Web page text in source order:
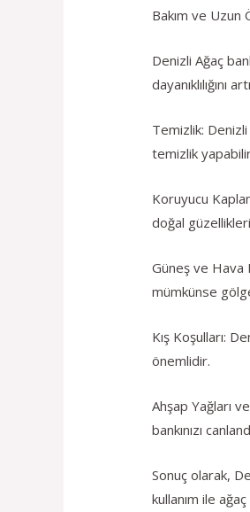
Bakım ve Uzun
Denizli Ağaç
dayanıklılığını
Temizlik:
temizlik
Koruyucu
doğal
Güneş ve Hava
mümkünse
Kış Koşulları:
önemlidir.
Ahşap Yağları
bankınızı
Sonuç olarak,
kullanım ile